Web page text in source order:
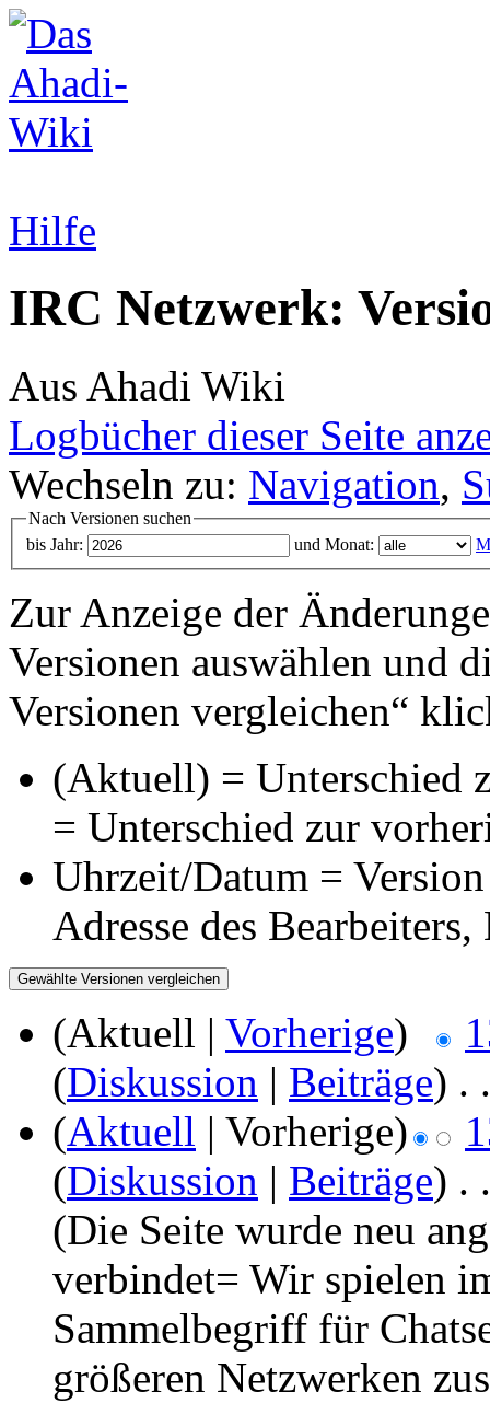
Hilfe
IRC Netzwerk:
Aus Ahadi Wiki
Logbücher dieser Seite
Wechseln zu: Navigation,
Nach Versionen suchen
bis Jahr:
und Monat:
Zur Anzeige der
Versionen auswählen und
Versionen vergleichen“
(Aktuell) = Unterschied
= Unterschied zur
Uhrzeit/Datum =
Adresse des
(Aktuell | Vorherige)
(Diskussion | Beiträge) . .
(Aktuell | Vorherige)
(Diskussion | Beiträge) . .
(Die Seite wurde neu
verbindet= Wir spielen
Sammelbegriff für
größeren Netzwerken